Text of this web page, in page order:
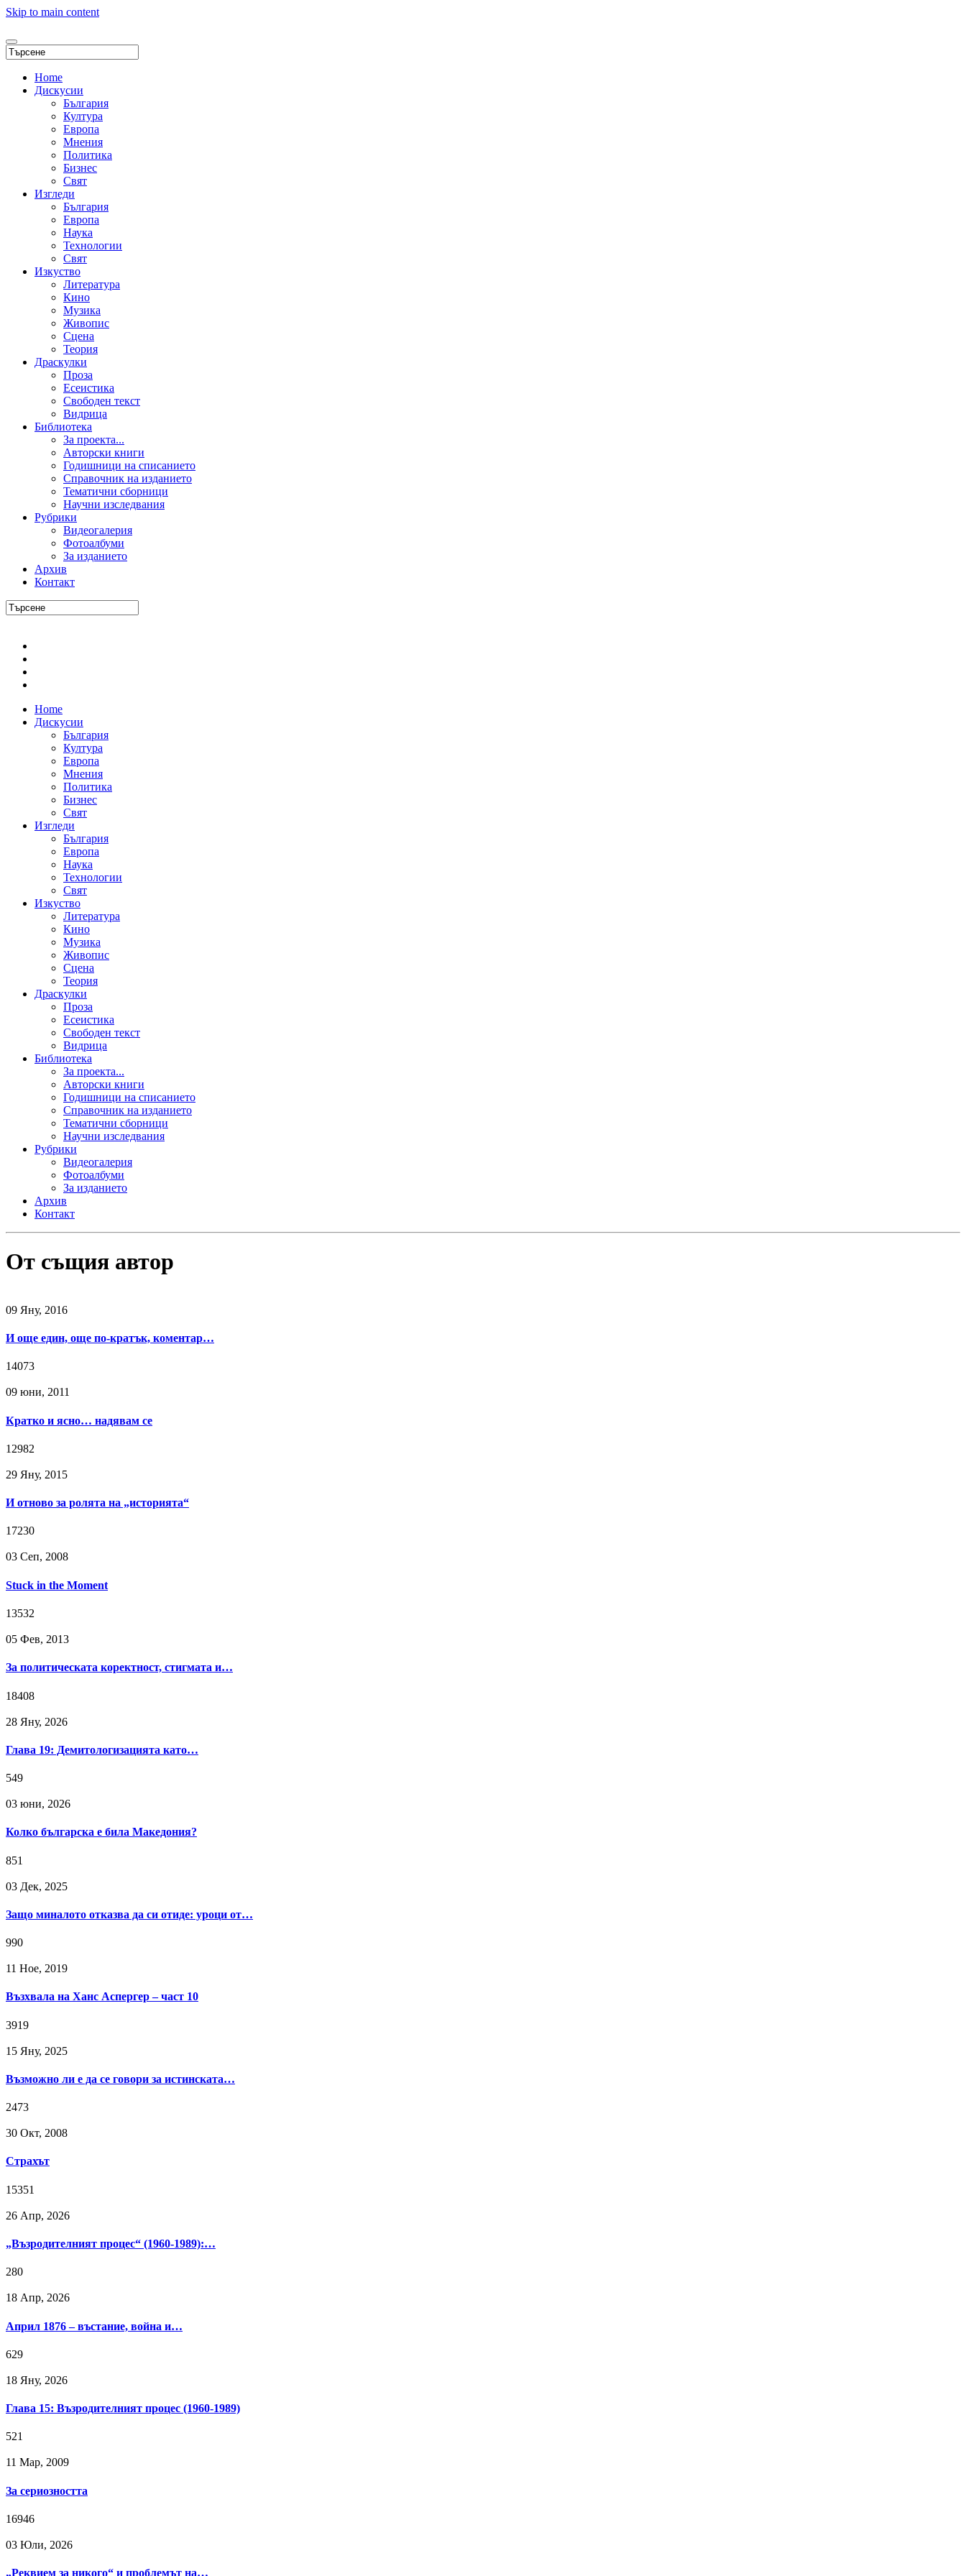
Skip to main content
Home
Дискусии
България
Култура
Европа
Мнения
Политика
Бизнес
Свят
Изгледи
България
Европа
Наука
Технологии
Свят
Изкуство
Литература
Кино
Музика
Живопис
Сцена
Теория
Драскулки
Проза
Есеистика
Свободен текст
Видрица
Библиотека
За проекта...
Авторски книги
Годишници на списанието
Справочник на изданието
Тематични сборници
Научни изследвания
Рубрики
Видеогалерия
Фотоалбуми
За изданието
Архив
Контакт
Home
Дискусии
България
Култура
Европа
Мнения
Политика
Бизнес
Свят
Изгледи
България
Европа
Наука
Технологии
Свят
Изкуство
Литература
Кино
Музика
Живопис
Сцена
Теория
Драскулки
Проза
Есеистика
Свободен текст
Видрица
Библиотека
За проекта...
Авторски книги
Годишници на списанието
Справочник на изданието
Тематични сборници
Научни изследвания
Рубрики
Видеогалерия
Фотоалбуми
За изданието
Архив
Контакт
От същия автор
09 Яну, 2016
И още един, още по-кратък, коментар…
14073
09 юни, 2011
Кратко и ясно… надявам се
12982
29 Яну, 2015
И отново за ролята на „историята“
17230
03 Сeп, 2008
Stuck in the Moment
13532
05 Фев, 2013
За политическата коректност, стигмата и…
18408
28 Яну, 2026
Глава 19: Демитологизацията като…
549
03 юни, 2026
Колко българска е била Македония?
851
03 Дек, 2025
Защо миналото отказва да си отиде: уроци от…
990
11 Ное, 2019
Възхвала на Ханс Аспергер – част 10
3919
15 Яну, 2025
Възможно ли е да се говори за истинската…
2473
30 Окт, 2008
Страхът
15351
26 Апр, 2026
„Възродителният процес“ (1960-1989):…
280
18 Апр, 2026
Април 1876 – въстание, война и…
629
18 Яну, 2026
Глава 15: Възродителният процес (1960-1989)
521
11 Мар, 2009
За сериозността
16946
03 Юли, 2026
„Реквием за никого“ и проблемът на…